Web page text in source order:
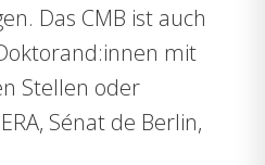
. Das CMB ist auch
mit
Stellen oder
Sénat de Berlin,